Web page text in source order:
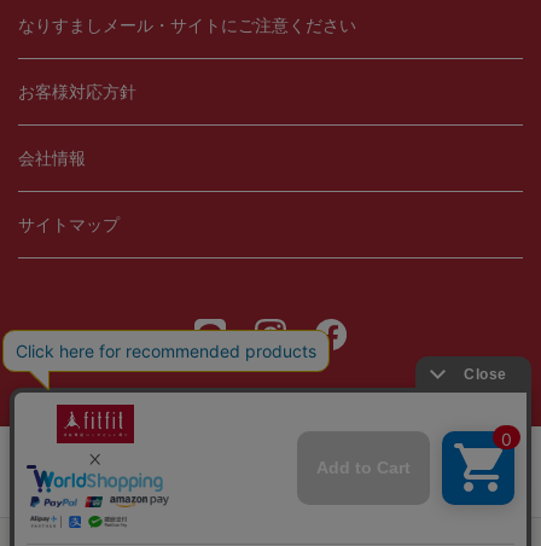
なりすましメール・サイトにご注意ください
お客様対応方針
会社情報
サイトマップ
当サイトではCookieを使用します。Cookieの使用に関する詳細は「
プライバシー規約」をご覧ください。
OK